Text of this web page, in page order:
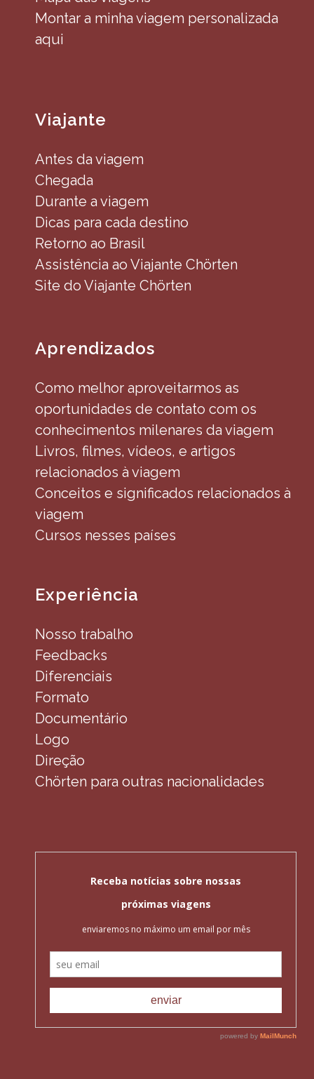
Montar a minha viagem personalizada
aqui
Viajante
Antes da viagem
Chegada
Durante a viagem
Dicas para cada destino
Retorno ao Brasil
Assistência ao Viajante Chörten
Site do Viajante Chörten
Aprendizados
Como melhor aproveitarmos as
oportunidades de contato com os
conhecimentos milenares da viagem
Livros, filmes, vídeos, e artigos
relacionados à viagem
Conceitos e significados relacionados à
viagem
Cursos nesses países
Experiência
Nosso trabalho
Feedbacks
Diferenciais
Formato
Documentário
Logo
Direção
Chörten para outras nacionalidades